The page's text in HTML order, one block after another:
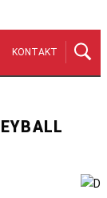
KONTAKT